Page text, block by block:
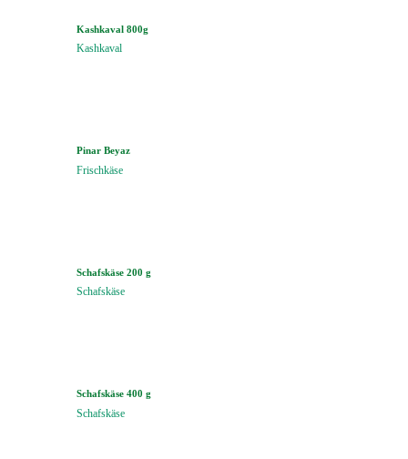
Kashkaval 800g
Kashkaval
Pinar Beyaz
Frischkäse
Schafskäse 200 g
Schafskäse
Schafskäse 400 g
Schafskäse